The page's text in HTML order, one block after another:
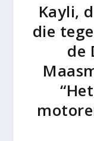
Kayli,
die
de